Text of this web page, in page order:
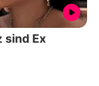
sind Ex